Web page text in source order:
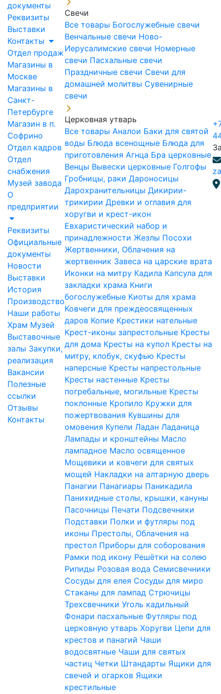
документы
Реквизиты
Выставки
Контакты
Отдел продаж
Магазины в
Москве
Магазины в
Санкт-
Петербурге
Магазин в п.
Софрино
Отдел кадров
Отдел
снабжения
Музей завода
О
предприятии
Реквизиты
Официальные
документы
Новости
Выставки
История
Производство
Наши работы
Храм Музей
Выставочные
залы Закупки,
реализация
Вакансии
Полезные
ссылки
Отзывы
Контакты
Свечи
Все товары Богослужебные свечи
Венчальные свечи Ново-
Иерусалимские свечи Номерные
свечи Пасхальные свечи
Праздничные свечи Свечи для
домашней молитвы Сувенирные
свечи
Церковная утварь
Все товары Аналои Баки для святой
воды Блюда всенощные Блюда для
приготовления Агнца Бра церковные
Венцы Вывески церковные Голгофы
Гробницы, раки Дароносицы
Дарохранительницы Дикирии-
трикирии Древки и оглавия для
хоругви и крест-икон
Евхаристический набор и
принадлежности Жезлы Посохи
Жертвенники, Облачения на
жертвенник Завеса на царские врата
Иконки на митру Кадила Капсула для
закладки храма Книги
богослужебные Киоты для храма
Ковчеги для преждеосвященных
даров Копие Крестики нательные
Крест-иконы запрестольные Кресты
для дома Кресты на купол Кресты на
митру, клобук, скуфью Кресты
наперсные Кресты напрестольные
Кресты настенные Кресты
погребальные, могильные Кресты
поклонные Кропило Кружки для
пожертвования Кувшины для
омовения Купели Ладан Ладаница
Лампады и кронштейны Масло
лампадное Масло освященное
Мощевики и ковчеги для святых
мощей Накладки на алтарную дверь
Панагии Панагиары Паникадила
Панихидные столы, крышки, кануны
Пасочницы Печати Подсвечники
Подставки Полки и футляры под
иконы Престолы, Облачения на
престол Приборы для соборования
Рамки под икону Решётки на солею
Рипиды Розовая вода Семисвечники
Сосуды для елея Сосуды для миро
Стаканы для лампад Стрючицы
Трехсвечники Уголь кадильный
Фонари пасхальные Футляры под
церковную утварь Хоругви Цепи для
крестов и панагий Чаши
водосвятные Чаши для святых
частиц Четки Штандарты Ящики для
свечей и огарков Ящики
крестильные